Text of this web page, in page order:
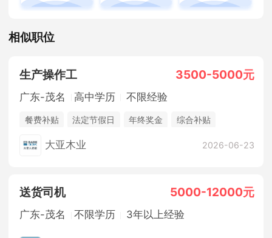
相似职位
生产操作工 3500-5000元
广东-茂名 高中学历 不限经验
餐费补贴 法定节假日 年终奖金
综合补贴
大亚木业 2026-06-23
送货司机 5000-12000元
广东-茂名 不限学历 3年以上经验